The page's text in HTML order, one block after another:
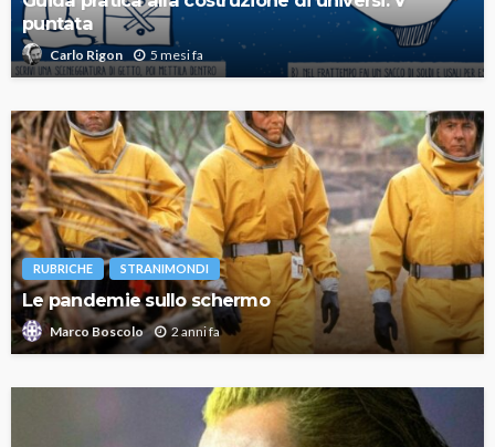
puntata
Carlo Rigon 5 mesi fa
RUBRICHE STRANIMONDI
Le pandemie sullo schermo
Marco Boscolo 2 anni fa